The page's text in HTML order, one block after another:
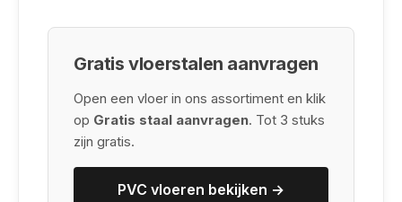
Gratis vloerstalen aanvragen
Open een vloer in ons assortiment en klik
op Gratis staal aanvragen. Tot 3 stuks
zijn gratis.
PVC vloeren bekijken →